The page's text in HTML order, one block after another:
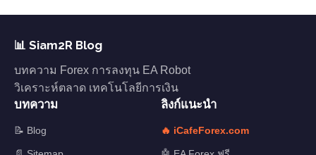
📊 Siam2R Blog
บทความ Forex การลงทุน EA Robot
วิเคราะห์ตลาด เทคโนโลยีการเงิน
บทความ
📝 Blog
ลิงก์แนะนำ
🔥 iCafeForex.com